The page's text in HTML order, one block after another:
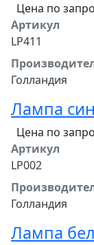
Цена по
Артикул
LP411
Голландия
Лампа
Цена по
Артикул
LP002
Голландия
Лампа